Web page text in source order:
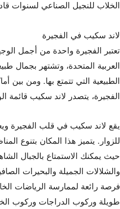
الخلاب للنجيل الصناعي لسنوات
لاند سكيب في الفجيرة
تعتبر الفجيرة واحدة من أجمل
العربية المتحدة، وتشتهر بجمال
الطبيعية التي تتمتع بها. ومن بين
الفجيرة، يتصدر لاند سكيب قائمة
يقع لاند سكيب في قلب الفجيرة
للزوار. يتميز هذا المكان بتنوع
حيث يمكنك الاستمتاع بالجبال
والشلالات الجميلة والبحيرات
فرصة رائعة لممارسة الرياضات
طويلة وركوب الدراجات وركوب